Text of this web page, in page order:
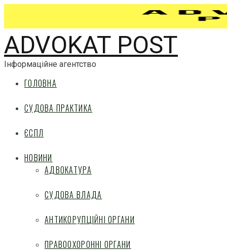
ADVOKAT POST
Інформаційне агентство
ГОЛОВНА
СУДОВА ПРАКТИКА
ЄСПЛ
НОВИНИ
АДВОКАТУРА
СУДОВА ВЛАДА
АНТИКОРУПЦІЙНІ ОРГАНИ
ПРАВООХОРОННІ ОРГАНИ